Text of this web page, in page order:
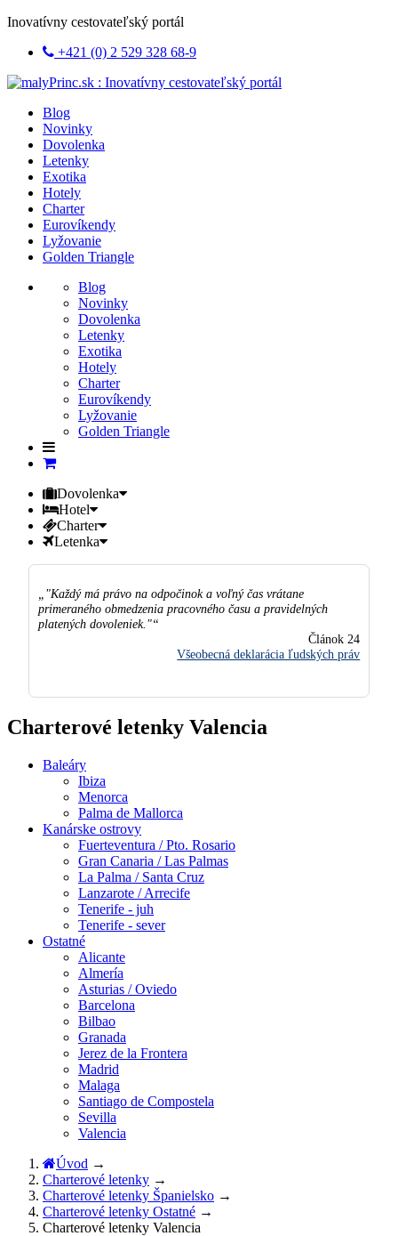
Inovatívny cestovateľský portál
+421 (0) 2 529 328 68-9
Blog
Novinky
Dovolenka
Letenky
Exotika
Hotely
Charter
Eurovíkendy
Lyžovanie
Golden Triangle
Blog
Novinky
Dovolenka
Letenky
Exotika
Hotely
Charter
Eurovíkendy
Lyžovanie
Golden Triangle
Dovolenka
Hotel
Charter
Letenka
"Každý má právo na odpočinok a voľný čas vrátane
primeraného obmedzenia pracovného času a pravidelných
platených dovoleniek."
Článok 24
Všeobecná deklarácia ľudských práv
Charterové letenky Valencia
Baleáry
Ibiza
Menorca
Palma de Mallorca
Kanárske ostrovy
Fuerteventura / Pto. Rosario
Gran Canaria / Las Palmas
La Palma / Santa Cruz
Lanzarote / Arrecife
Tenerife - juh
Tenerife - sever
Ostatné
Alicante
Almería
Asturias / Oviedo
Barcelona
Bilbao
Granada
Jerez de la Frontera
Madrid
Malaga
Santiago de Compostela
Sevilla
Valencia
Úvod →
Charterové letenky →
Charterové letenky Španielsko →
Charterové letenky Ostatné →
Charterové letenky Valencia